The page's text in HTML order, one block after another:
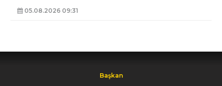
05.08.2026 09:31
Başkan